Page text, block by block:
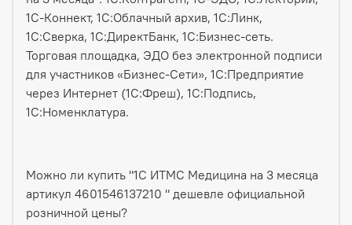
1С-Коннект, 1С:Облачный архив, 1С:Линк,
1С:Сверка, 1С:ДиректБанк, 1С:Бизнес-сеть.
Торговая площадка, ЭДО без электронной подписи
для участников «Бизнес-Сети», 1С:Предприятие
через Интернет (1С:Фреш), 1С:Подпись,
1С:Номенклатура.
Можно ли купить "1С ИТМС Медицина на 3 месяца
артикул 4601546137210 " дешевле официальной
розничной цены?